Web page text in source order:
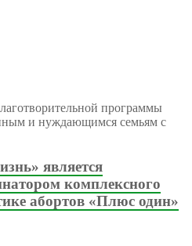
программы
и нуждающимся семьям с
является
комплексного
абортов «Плюс один»